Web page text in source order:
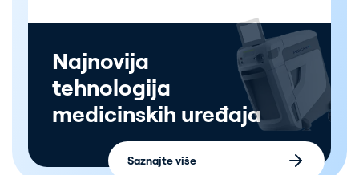
Najnovija
tehnologija
medicinskih uređaja
Saznajte više